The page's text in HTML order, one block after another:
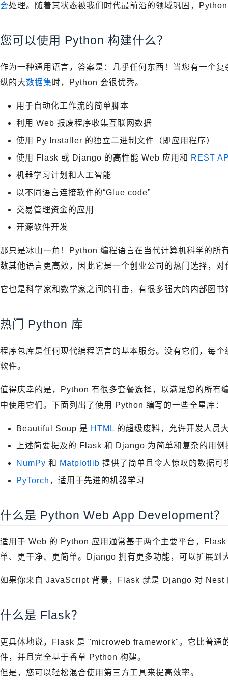
会处理。随着其状态被我们时代最前沿的领域巩固，
您可以使用 Python 构建什么？
作为一种通用语言，答案是：几乎任何东西！当您有一个
纵的大数据集时，Python 会很优秀。
用于自动化工作流的简单脚本
利用 Web 报废程序收集互联网数据
使用 Py Installer 的独立二进制文件（即应用程序）
使用 Flask 或 Django 的高性能 Web 应用和 REST
机器学习计划和人工智能
以不同语言连接软件的“Glue code”
交易管理资金的应用
开源软件开发
那只是冰山一角！Python 编程语言在当代计算机科学的所
数其他语言更高效，因此它是一个创业公司的热门选择，
它也是科学家和数学家之间的打击，有很多强大的内部图
热门 Python 库
程序包库是任何现代编程语言的基本服务。没有它们，每
软件。
值得庆幸的是，Python 有很多套餐选择，以满足您的所有
中使用它们。下面列出了使用 Python 编写的一些全星库：
Beautiful Soup 是 HTML 的超级废料，允许开发人员
上述简要提及的 Flask 和 Django 为简单和复杂的用
NumPy 和 Matplotlib 提供了简单且令人惊叹的数据可
PyTorch ，适用于先进的机器学习
什么是 Python Web App Development？
适用于 Web 的 Python 应用通常基于两个主要平台，
单、更干净、更简单。Django 拥有更多功能，可以扩展到
如果你来自 JavaScript 背景，Flask 就是 Django 对 Nest
什么是 Flask？
更具体地说，Flask 是 "microweb framework"。它比普通
件，并且完全基于香草 Python 构建。
但是，您可以轻松混合使用第三方工具来提高效率。